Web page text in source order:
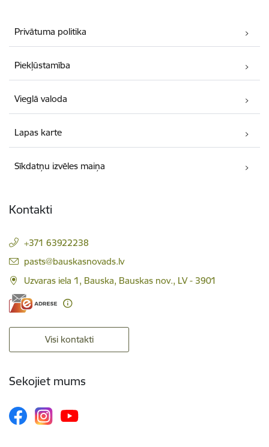
Privātuma politika
Piekļūstamība
Vieglā valoda
Lapas karte
Sīkdatņu izvēles maiņa
Kontakti
+371 63922238
E-pasts:
pasts@bauskasnovads.lv
Uzvaras iela 1, Bauska, Bauskas nov., LV - 3901
Visi kontakti
Sekojiet mums